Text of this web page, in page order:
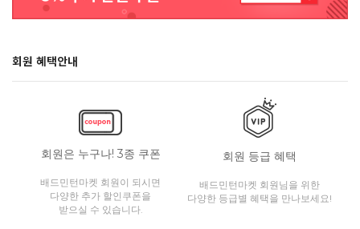
회원 혜택안내
회원은 누구나! 3종 쿠폰
배드민턴마켓 회원이 되시면
다양한 추가 할인쿠폰을
받으실 수 있습니다.
회원 등급 혜택
배드민턴마켓 회원님을 위한
다양한 등급별 혜택을 만나보세요!